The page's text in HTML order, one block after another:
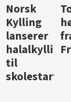
Knalltall
for Açai
Bowl
i